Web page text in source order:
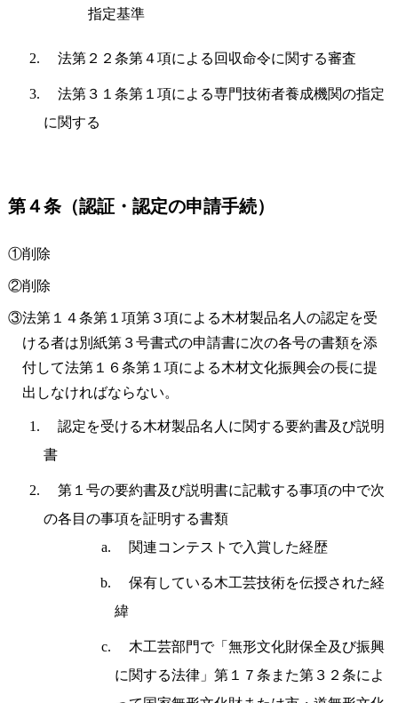
指定基準
法第２２条第４項による回収命令に関する審査
法第３１条第１項による専門技術者養成機関の指定
に関する
第４条（認証・認定の申請手続）
①削除
②削除
③法第１４条第１項第３項による木材製品名人の認定を受
ける者は別紙第３号書式の申請書に次の各号の書類を添
付して法第１６条第１項による木材文化振興会の長に提
出しなければならない。
認定を受ける木材製品名人に関する要約書及び説明
書
第１号の要約書及び説明書に記載する事項の中で次
の各目の事項を証明する書類
関連コンテストで入賞した経歴
保有している木工芸技術を伝授された経
緯
木工芸部門で「無形文化財保全及び振興
に関する法律」第１７条また第３２条によ